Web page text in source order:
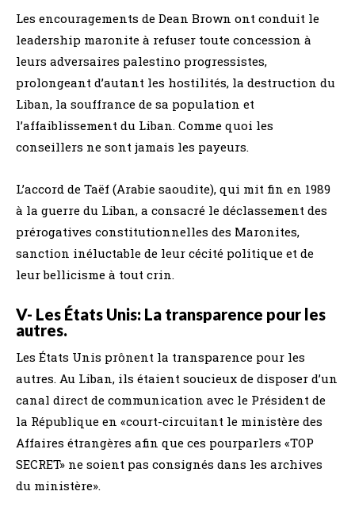
Les encouragements de Dean Brown ont conduit le
leadership maronite à refuser toute concession à
leurs adversaires palestino progressistes,
prolongeant d’autant les hostilités, la destruction du
Liban, la souffrance de sa population et
l’affaiblissement du Liban. Comme quoi les
conseillers ne sont jamais les payeurs.
L’accord de Taëf (Arabie saoudite), qui mit fin en 1989
à la guerre du Liban, a consacré le déclassement des
prérogatives constitutionnelles des Maronites,
sanction inéluctable de leur cécité politique et de
leur bellicisme à tout crin.
V- Les États Unis: La transparence pour les
autres.
Les États Unis prônent la transparence pour les
autres. Au Liban, ils étaient soucieux de disposer d’un
canal direct de communication avec le Président de
la République en «court-circuitant le ministère des
Affaires étrangères afin que ces pourparlers «TOP
SECRET» ne soient pas consignés dans les archives
du ministère».